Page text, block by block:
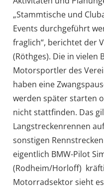
„Stammtische und
Events durchgeführt
fraglich“, berichtet der
(Röthges). Die in vielen
Motorsportler des
haben eine
werden später starten
nicht stattfinden. Das
Langstreckenrennen
sonstigen
eigentlich BMW-Pilot
(Rodheim/Horloff)
Motorradsektor sieht